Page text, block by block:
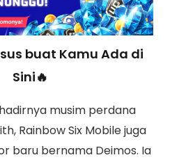
buat Kamu Ada di
Sini🔥
musim perdana
Rainbow Six Mobile juga
baru bernama Deimos. Ia